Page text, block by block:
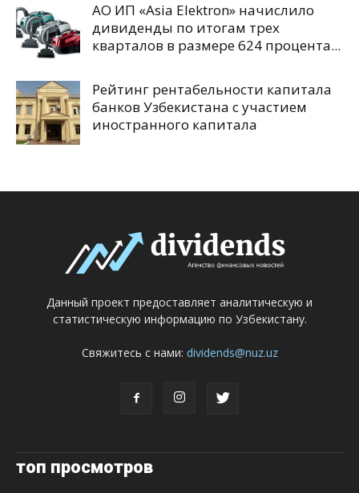
АО ИП «Asia Elektron» начислило
дивиденды по итогам трех
кварталов в размере 624 процента...
Рейтинг рентабельности капитала
банков Узбекистана с участием
иностранного капитала
Данный проект предоставляет аналитическую и
статистическую информацию по Узбекистану.
Свяжитесь с нами: dividends@nuz.uz
топ просмотров